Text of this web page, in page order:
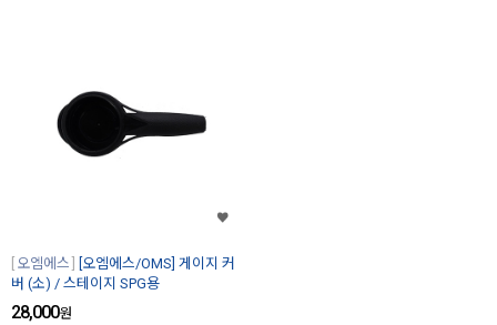
오엠에스
[오엠에스/OMS] 게이지 커
버 (소) / 스테이지 SPG용
28,000원